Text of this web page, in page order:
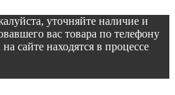
уточняйте наличие и
вас товара по телефону
сайте находятся в процессе